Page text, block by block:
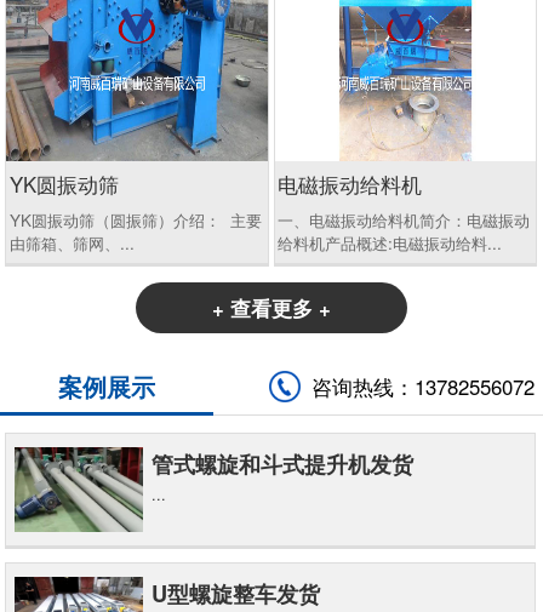
YK圆振动筛
YK圆振动筛（圆振筛）介绍： 主要
由筛箱、筛网、...
电磁振动给料机
一、电磁振动给料机简介：电磁振动
给料机产品概述:电磁振动给料...
+ 查看更多 +
咨询热线：13782556072
案例展示
管式螺旋和斗式提升机发货
...
U型螺旋整车发货